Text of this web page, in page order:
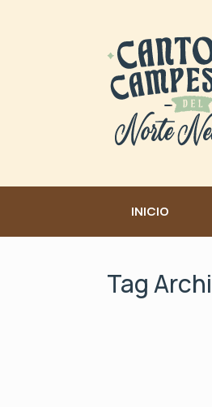
INICIO
Tag